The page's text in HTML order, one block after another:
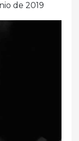
de 2019